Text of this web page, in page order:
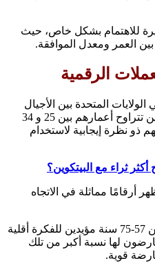
للاهتمام بشكل خاص، حيث
العمر ومعدل الموافقة.
الرقمية
المتحدة بين الأجيال
الشابة، حيث كان المستجيبون الذين تتراوح أعمارهم بين 25 و 34
ثراء مع البيتكوين؟
أرقامًا مماثلة في الاتجاه
حيث كان الذين تتراوح أعمارهم بين 57-75 سنة مؤيدين للفكرة أقلية
المعارضون لها نسبة أكبر من تلك